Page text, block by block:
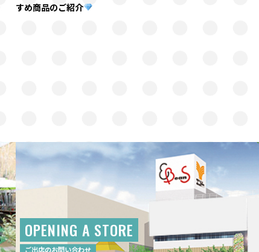
すめ商品のご紹介
OPENING A STORE
ご出店のお問い合わせ